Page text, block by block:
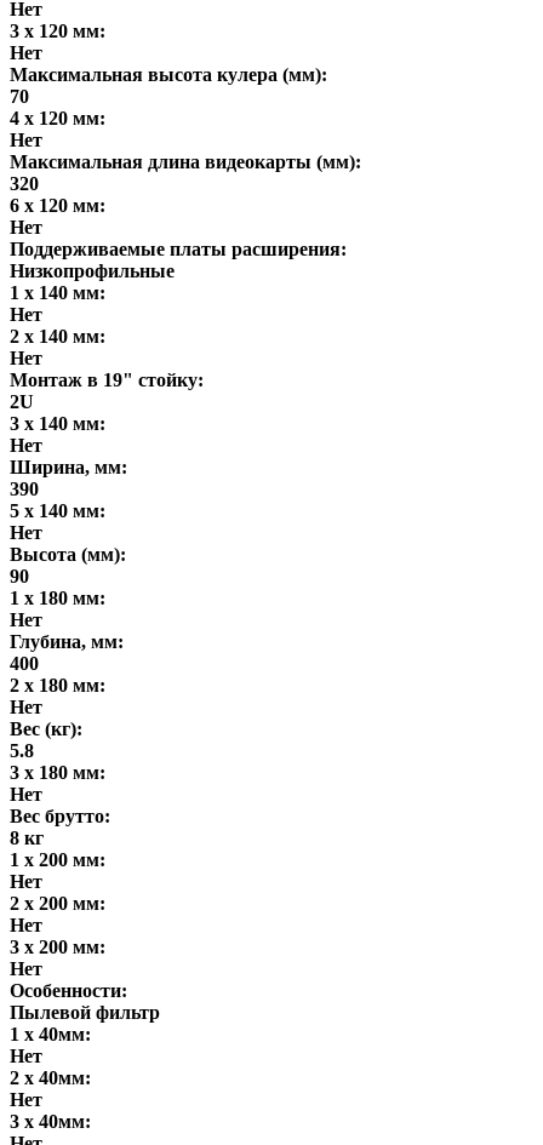
Нет
3 x 120 мм:
Нет
Максимальная высота кулера (мм):
70
4 x 120 мм:
Нет
Максимальная длина видеокарты (мм):
320
6 x 120 мм:
Нет
Поддерживаемые платы расширения:
Низкопрофильные
1 x 140 мм:
Нет
2 x 140 мм:
Нет
Монтаж в 19" стойку:
2U
3 x 140 мм:
Нет
Ширина, мм:
390
5 x 140 мм:
Нет
Высота (мм):
90
1 x 180 мм:
Нет
Глубина, мм:
400
2 x 180 мм:
Нет
Вес (кг):
5.8
3 x 180 мм:
Нет
Вес брутто:
8 кг
1 x 200 мм:
Нет
2 x 200 мм:
Нет
3 x 200 мм:
Нет
Особенности:
Пылевой фильтр
1 x 40мм:
Нет
2 x 40мм:
Нет
3 x 40мм: